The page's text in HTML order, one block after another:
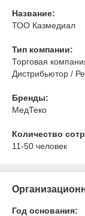
Название:
ТОО Казмедиал
Тип компании:
Торговая
Дистрибьютор /
Бренды:
МедТеко
Количество
11-50 человек
Год основания: